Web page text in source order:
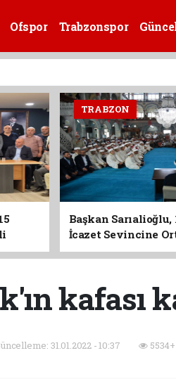
Ofspor Trabzonspor
TRABZON
Başkan Sarıalioğlu,
İcazet Sevincine
kafası
31.01.2022 - 10:37